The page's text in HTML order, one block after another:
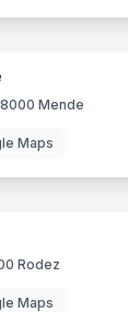
Mende
Maps
Rodez
Maps